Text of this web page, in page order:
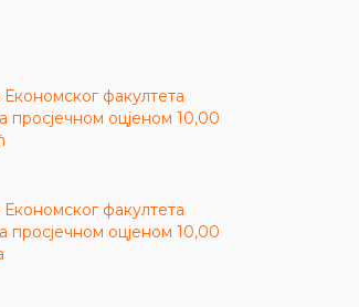
Економског факултета
просјечном оцјеном 10,00
Економског факултета
просјечном оцјеном 10,00